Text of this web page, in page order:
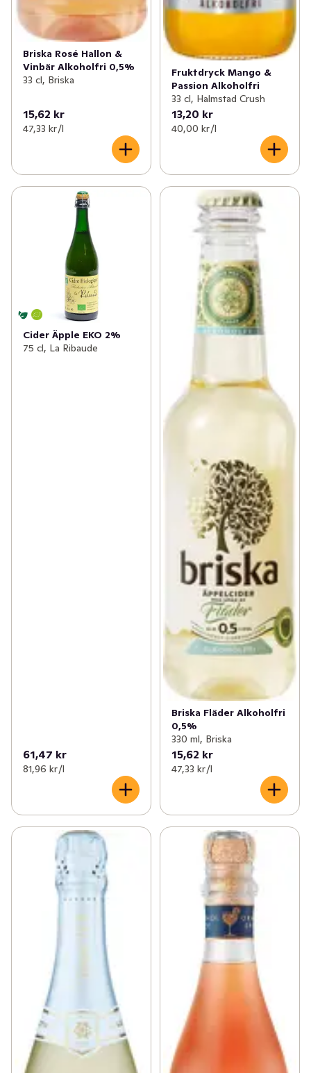
Briska Rosé Hallon &
Vinbär Alkoholfri 0,5%
33 cl, Briska
15,62 kr
47,33 kr /l
Fruktdryck Mango &
Passion Alkoholfri
33 cl, Halmstad Crush
13,20 kr
40,00 kr /l
Cider Äpple EKO 2%
75 cl, La Ribaude
61,47 kr
81,96 kr /l
Briska Fläder Alkoholfri
0,5%
330 ml, Briska
15,62 kr
47,33 kr /l